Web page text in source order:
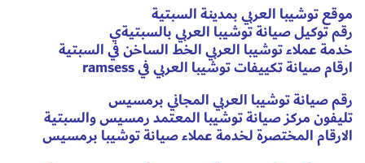
موقع توشيبا العربي بمدينة السبتية
رقم توكيل صيانة توشيبا العربي بالسبتيةي
خدمة عملاء توشيبا العربي الخط الساخن في السبتية
ارقام صيانة تكييفات توشيبا العربي في ramsess
رقم صيانة توشيبا العربي المجاني برمسيس
تليفون مركز صيانة توشيبا المعتمد رمسيس والسبتية
الارقام المختصرة لخدمة عملاء صيانة توشيبا برمسيس